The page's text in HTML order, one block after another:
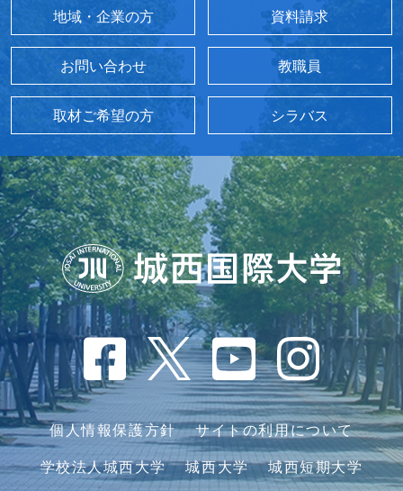
地域・企業の方 資料請求
お問い合わせ 教職員
取材ご希望の方 シラバス
個人情報保護方針 サイトの利用について
学校法人城西大学 城西大学 城西短期大学